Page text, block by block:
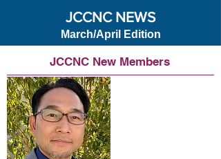
JCCNC NEWS
March/April Edition
JCCNC New Members